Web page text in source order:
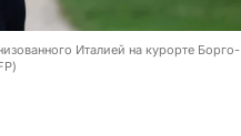
Италией на курорте Борго-